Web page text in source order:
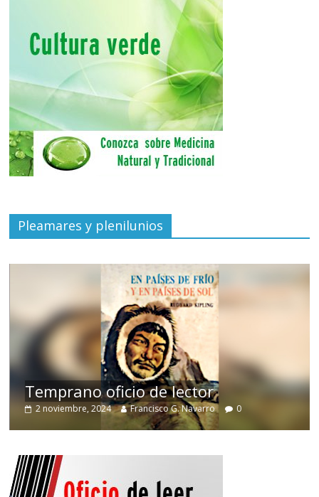
Pleamares y plenilunios
Temprano oficio de lector
2 noviembre, 2024 Francisco G. Navarro 0